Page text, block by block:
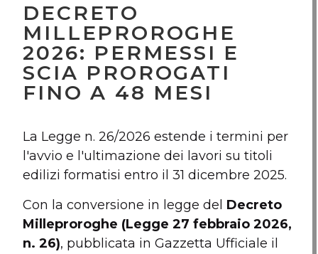
DECRETO
MILLEPROROGHE
2026: PERMESSI E
SCIA PROROGATI
FINO A 48 MESI
La Legge n. 26/2026 estende i termini per
l'avvio e l'ultimazione dei lavori su titoli
edilizi formatisi entro il 31 dicembre 2025.
Con la conversione in legge del Decreto
Milleproroghe (Legge 27 febbraio 2026,
n. 26), pubblicata in Gazzetta Ufficiale il